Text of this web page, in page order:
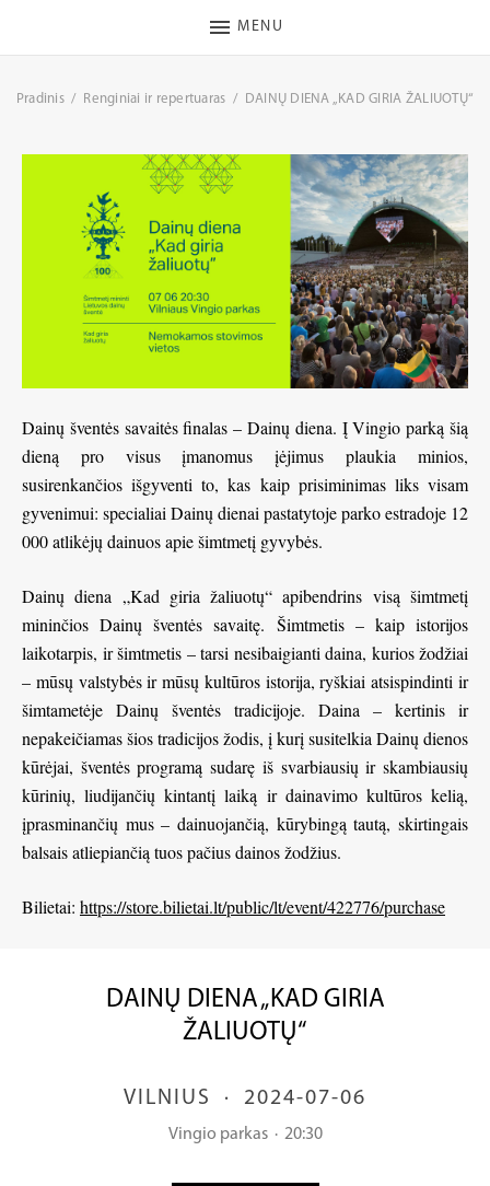
MENU
Pradinis Renginiai ir repertuaras DAINŲ DIENA „KAD GIRIA ŽALIUOTŲ“
Dainų šventės savaitės finalas – Dainų diena. Į Vingio parką šią
dieną pro visus įmanomus įėjimus plaukia minios,
susirenkančios išgyventi to, kas kaip prisiminimas liks visam
gyvenimui: specialiai Dainų dienai pastatytoje parko estradoje 12
000 atlikėjų dainuos apie šimtmetį gyvybės.
Dainų diena „Kad giria žaliuotų“ apibendrins visą šimtmetį
mininčios Dainų šventės savaitę. Šimtmetis – kaip istorijos
laikotarpis, ir šimtmetis – tarsi nesibaigianti daina, kurios žodžiai
– mūsų valstybės ir mūsų kultūros istorija, ryškiai atsispindinti ir
šimtametėje Dainų šventės tradicijoje. Daina – kertinis ir
nepakeičiamas šios tradicijos žodis, į kurį susitelkia Dainų dienos
kūrėjai, šventės programą sudarę iš svarbiausių ir skambiausių
kūrinių, liudijančių kintantį laiką ir dainavimo kultūros kelią,
įprasminančių mus – dainuojančią, kūrybingą tautą, skirtingais
balsais atliepiančią tuos pačius dainos žodžius.
Bilietai: https://store.bilietai.lt/public/lt/event/422776/purchase
DAINŲ DIENA „KAD GIRIA
ŽALIUOTŲ“
VILNIUS · 2024-07-06
Vingio parkas · 20:30